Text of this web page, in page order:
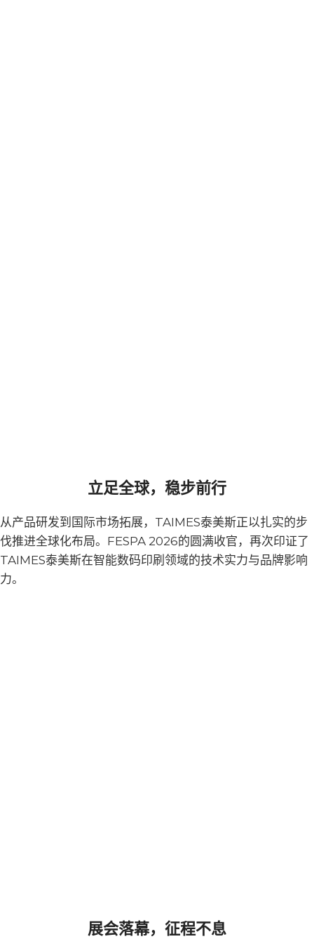
立足全球，稳步前行
从产品研发到国际市场拓展，TAIMES泰美斯正以扎实的步
伐推进全球化布局。FESPA 2026的圆满收官，再次印证了
TAIMES泰美斯在智能数码印刷领域的技术实力与品牌影响
力。
展会落幕，征程不息